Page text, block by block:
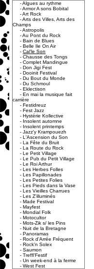
-Algues au rythme
-Armor A sons Bobital
-Art Rock
-Arts des Villes, Arts des
Champs
-Astropolis
-Au Pont du Rock
- Bain de Blues
- Belle Ile On Air
- Cal'le Son
- Chausse des Tongs
- Complet Mandingue
- Don Jigi Fest
- Dooinit Festival
- Du Bout du Monde
- Du Schmoul
- Eklectison
- En mai la musique fait
carrière
- Festidreuz
- Fest Jazz
- Hystérie Kollective
- Insolent automne
- Insolent printemps
- Jazz'y Krampouezh
- L'Ascension du Son
- La Fête du Bruit
- La Route du Rock
- Le Petit Village
- Le Pub du Petit Village
- Le Roi Arthur
- Les Herbes Folles
- Les Papillonades
- Les Petites Folies
- Les Pieds dans la Vase
- Les Vieilles Charrues
- Les Z'illuminés
- Made Festival
- Mayfest
- Mondial Folk
- Motocultor
- Mots-Zik s/ les Pins
- Nuit de la Bretagne
- Panoramas
- Rock d'Arrée Fréquent
- Rock'n Solex
- Saumon
- Treffl'Festif
- Un week-end à la ferme
- West Fest